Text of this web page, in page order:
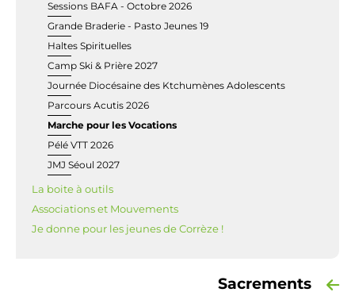
Sessions BAFA - Octobre 2026
Grande Braderie - Pasto Jeunes 19
Haltes Spirituelles
Camp Ski & Prière 2027
Journée Diocésaine des Ktchumènes Adolescents
Parcours Acutis 2026
Marche pour les Vocations
Pélé VTT 2026
JMJ Séoul 2027
La boite à outils
Associations et Mouvements
Je donne pour les jeunes de Corrèze !
Sacrements